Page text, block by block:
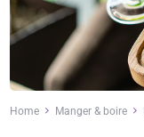
Home Manger & boire